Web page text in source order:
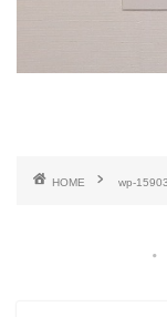
HOME wp-